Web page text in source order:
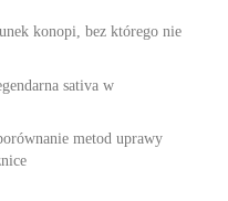
konopi, bez którego nie
sativa w
metod uprawy